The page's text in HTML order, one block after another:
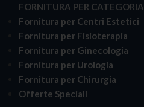
FORNITURA PER CATEGORIA
Fornitura per Centri Estetici
Fornitura per Fisioterapia
Fornitura per Ginecologia
Fornitura per Urologia
Fornitura per Chirurgia
Offerte Speciali